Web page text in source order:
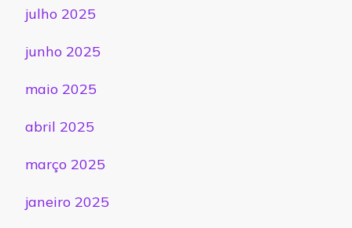
julho 2025
junho 2025
maio 2025
abril 2025
março 2025
janeiro 2025